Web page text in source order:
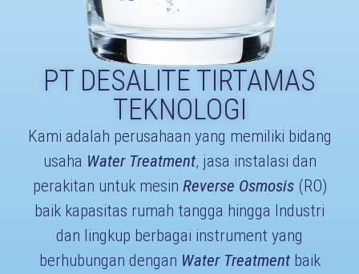
PT DESALITE TIRTAMAS
TEKNOLOGI
Kami adalah perusahaan yang memiliki bidang
usaha Water Treatment, jasa instalasi dan
perakitan untuk mesin Reverse Osmosis(RO)
baik kapasitas rumah tangga hingga Industri
dan lingkup berbagai instrument yang
berhubungan dengan Water Treatmentbaik